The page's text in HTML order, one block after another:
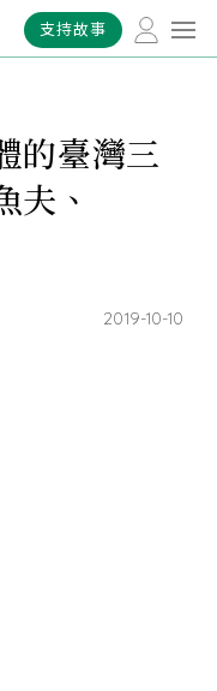
支持故事
的臺灣三
、
2019-10-10